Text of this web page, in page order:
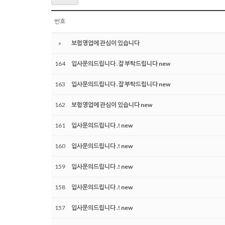
번호
» 보험영업에 관심이 있습니다
164 입사문의드립니다 .잘 부탁드립니다 new
163 입사문의드립니다 .잘 부탁드립니다 new
162 보험영업에 관심이 있습니다 new
161 입사문의드립니다 .! new
160 입사문의드립니다 .! new
159 입사문의드립니다 .! new
158 입사문의드립니다 .! new
157 입사문의드립니다 .! new